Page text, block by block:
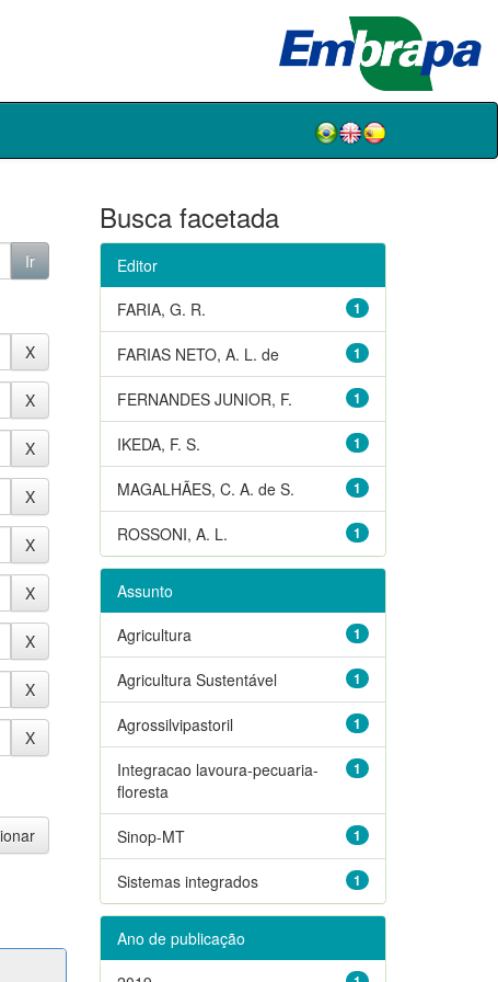
Busca facetada
Editor
1
FARIA, G. R.
1
FARIAS NETO, A. L. de
1
FERNANDES JUNIOR, F.
1
IKEDA, F. S.
1
MAGALHÃES, C. A. de S.
1
ROSSONI, A. L.
Assunto
1
Agricultura
1
Agricultura Sustentável
1
Agrossilvipastoril
1
Integracao lavoura-pecuaria-
floresta
1
Sinop-MT
1
Sistemas integrados
Ano de publicação